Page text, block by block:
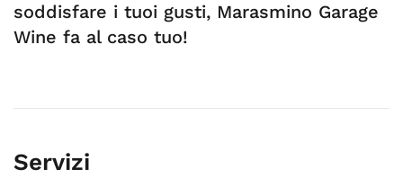
soddisfare i tuoi gusti, Marasmino Garage
Wine fa al caso tuo!
Servizi